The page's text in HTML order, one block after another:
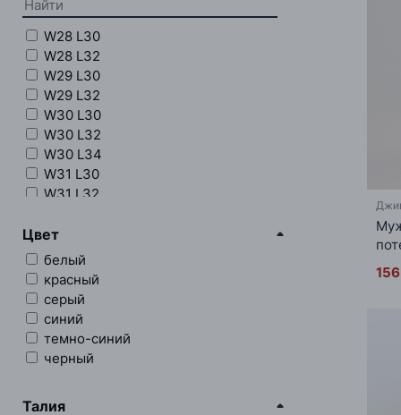
W28 L30
W28 L32
W29 L30
W29 L32
W30 L30
W30 L32
W30 L34
W31 L30
W31 L32
W31 L36
W32 L30
W32 L32
W32 L34
W32 L36
W33 L30
W33 L32
W33 L34
W34 L30
Цвет
белый
красный
серый
синий
темно-синий
черный
Талия